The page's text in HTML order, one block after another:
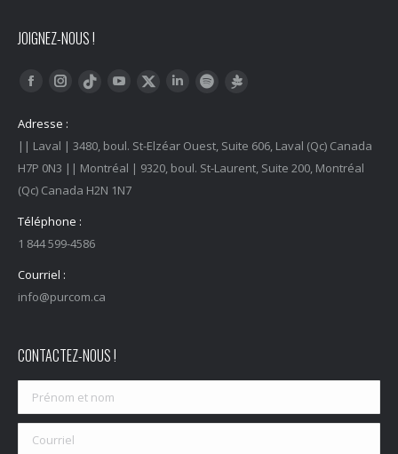
JOIGNEZ-NOUS !
Trouvez nous sur :
FacebookInstagram
Tiktok YouTubeTwitter LinkedInSpotify
Adresse :
|| Laval | 3480, boul. St-Elzéar Ouest, Suite 606, Laval (Qc) Canada
H7P 0N3 || Montréal | 9320, boul. St-Laurent, Suite 200, Montréal
(Qc) Canada H2N 1N7
Téléphone :
1 844 599-4586
Courriel :
info@purcom.ca
CONTACTEZ-NOUS !